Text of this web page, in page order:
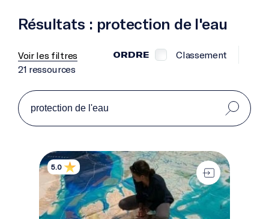
Résultats : protection de l'eau
Voir les filtres ORDRE
Classement
21 ressources
La carte Océan Canada
5.0